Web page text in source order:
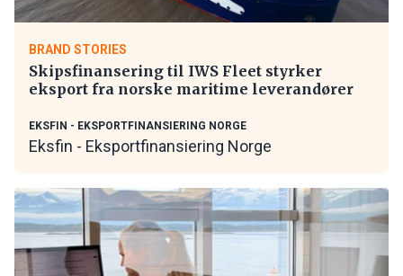
BRAND STORIES
Skipsfinansering til IWS Fleet styrker
eksport fra norske maritime leverandører
EKSFIN - EKSPORTFINANSIERING NORGE
Eksfin - Eksportfinansiering Norge